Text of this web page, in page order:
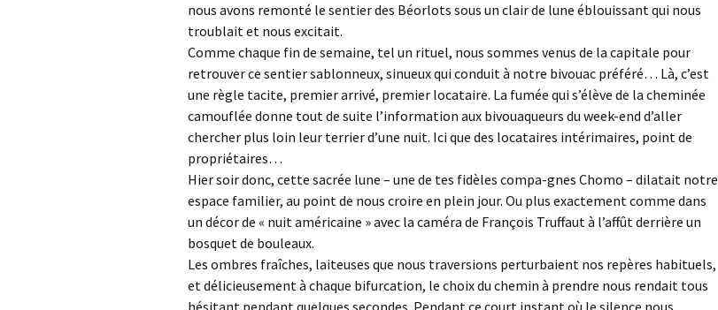
Salon
nous avons remonté le sentier des Béorlots sous un clair de lune éblouissant qui nous
troublait et nous excitait.
Comme chaque fin de semaine, tel un rituel, nous sommes venus de la capitale pour
retrouver ce sentier sablonneux, sinueux qui conduit à notre bivouac préféré… Là, c’est
une règle tacite, premier arrivé, premier locataire. La fumée qui s’élève de la cheminée
camouflée donne tout de suite l’information aux bivouaqueurs du week-end d’aller
chercher plus loin leur terrier d’une nuit. Ici que des locataires intérimaires, point de
propriétaires…
Hier soir donc, cette sacrée lune – une de tes fidèles compa-gnes Chomo – dilatait notre
espace familier, au point de nous croire en plein jour. Ou plus exactement comme dans
un décor de « nuit américaine » avec la caméra de François Truffaut à l’affût derrière un
bosquet de bouleaux.
Les ombres fraîches, laiteuses que nous traversions perturbaient nos repères habituels,
et délicieusement à chaque bifurcation, le choix du chemin à prendre nous rendait tous
hésitant pendant quelques secondes. Pendant ce court instant où le silence nous